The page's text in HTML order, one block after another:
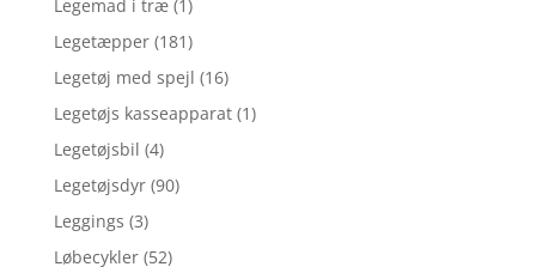
Legemad i træ (1)
Legetæpper (181)
Legetøj med spejl (16)
Legetøjs kasseapparat (1)
Legetøjsbil (4)
Legetøjsdyr (90)
Leggings (3)
Løbecykler (52)